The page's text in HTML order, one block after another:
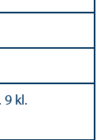
kl.